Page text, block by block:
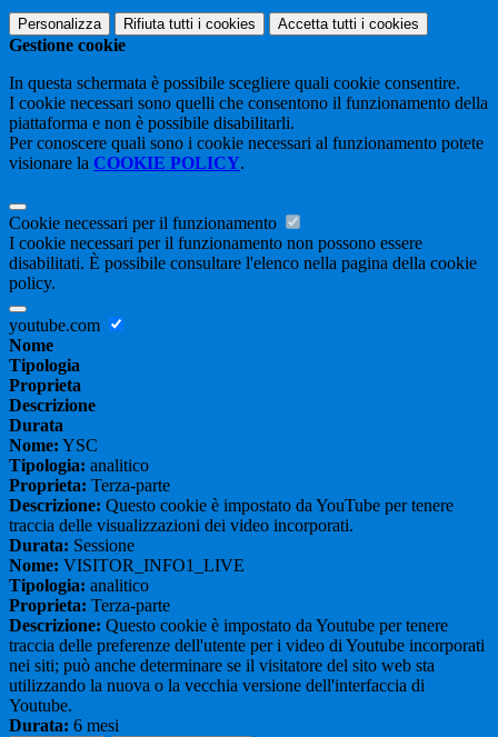
Personalizza Rifiuta tutti i cookies Accetta tutti i cookies
Gestione cookie
In questa schermata è possibile scegliere quali cookie consentire.
I cookie necessari sono quelli che consentono il funzionamento della
piattaforma e non è possibile disabilitarli.
Per conoscere quali sono i cookie necessari al funzionamento potete
visionare la COOKIE POLICY.
Cookie necessari per il funzionamento
I cookie necessari per il funzionamento non possono essere
disabilitati. È possibile consultare l'elenco nella pagina della cookie
policy.
youtube.com
Nome
Tipologia
Proprieta
Descrizione
Durata
Nome: YSC
Tipologia: analitico
Proprieta: Terza-parte
Descrizione: Questo cookie è impostato da YouTube per tenere
traccia delle visualizzazioni dei video incorporati.
Durata: Sessione
Nome: VISITOR_INFO1_LIVE
Tipologia: analitico
Proprieta: Terza-parte
Descrizione: Questo cookie è impostato da Youtube per tenere
traccia delle preferenze dell'utente per i video di Youtube incorporati
nei siti; può anche determinare se il visitatore del sito web sta
utilizzando la nuova o la vecchia versione dell'interfaccia di
Youtube.
Durata: 6 mesi